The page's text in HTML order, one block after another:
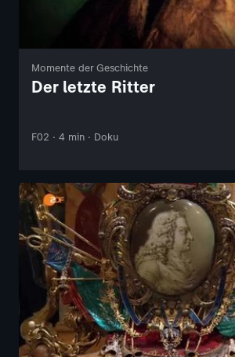
Momente der Geschichte
Der letzte Ritter
F02 · 4 min · Doku